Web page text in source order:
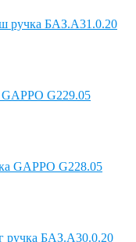
ручка БАЗ.А31.0.20
G229.05
GAPPO G228.05
ручка БАЗ.А30.0.20